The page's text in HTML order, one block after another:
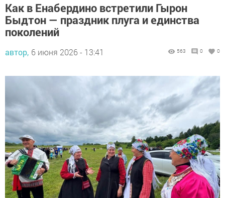
Как в Енабердино встретили Гырон
Быдтон — праздник плуга и единства
поколений
автор, 6 июня 2026 - 13:41 563 0 0